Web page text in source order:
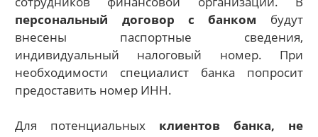
персональный договор с банком будут
внесены паспортные сведения,
индивидуальный налоговый номер. При
необходимости специалист банка попросит
предоставить номер ИНН.
Для потенциальных клиентов банка, не